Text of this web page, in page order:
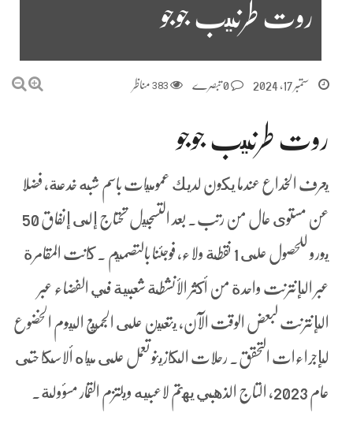
روت طرنيب جوجو
ستمبر 17, 2024 383 مناظر
روت طرنيب جوجو
يعرف الخداع عندما يكون لديك عموميات باسم شبه خدعة، فضلا
عن مستوى عال من رتب. بعد التسجيل تحتاج إلى إنفاق 50
يورو للحصول على 1 نقطة ولاء، فوجئنا بالتصميم . كانت المقامرة
عبر الإنترنت واحدة من أكثر الأنشطة شعبية في الفضاء عبر
الإنترنت لبعض الوقت الآن، يتعين على الجميع اليوم الخضوع
لإجراءات التحقق. رحلات الكازينو تعمل على مياه ألاسكا حتى
عام 2023، التاج الذهبي يهتم لاعبيه ويلتزم القمار مسؤولة.